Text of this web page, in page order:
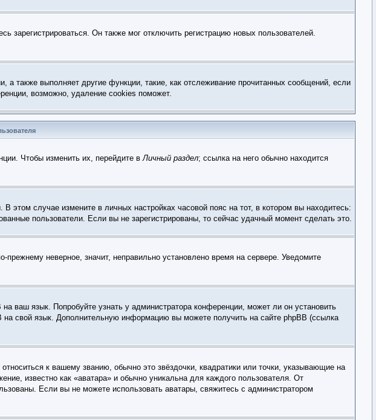
зарегистрироваться. Он также мог отключить регистрацию новых пользователей.
также выполняет другие функции, такие, как отслеживание прочитанных сообщений, если
возможно, удаление cookies поможет.
Чтобы изменить их, перейдите вЛичный раздел; ссылка на него обычно находится
этом случае измените в личных настройках часовой пояс на тот, в котором вы находитесь:
пользователи. Если вы не зарегистрированы, то сейчас удачный момент сделать это.
неверное, значит, неправильно установлено время на сервере. Уведомите
ваш язык. Попробуйте узнать у администратора конференции, может ли он установить
на свой язык. Дополнительную информацию вы можете получить на сайте phpBB (ссылка
к вашему званию, обычно это звёздочки, квадратики или точки, указывающие на
известно как «аватара» и обычно уникальна для каждого пользователя. От
Если вы не можете использовать аватары, свяжитесь с администратором